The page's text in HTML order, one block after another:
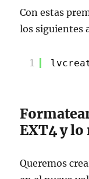
Con estas
los siguientes
1
EXT4 y
Queremos